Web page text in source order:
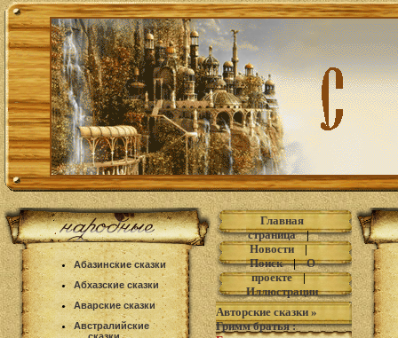
Абазинские сказки
Абхазские сказки
Аварские сказки
Австралийские
Главная
страница|
Новости|
Поиск|О
проекте|
Иллюстрации
Авторские сказки »
Гримм братья: